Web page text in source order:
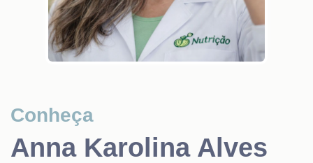
Conheça
Anna Karolina Alves